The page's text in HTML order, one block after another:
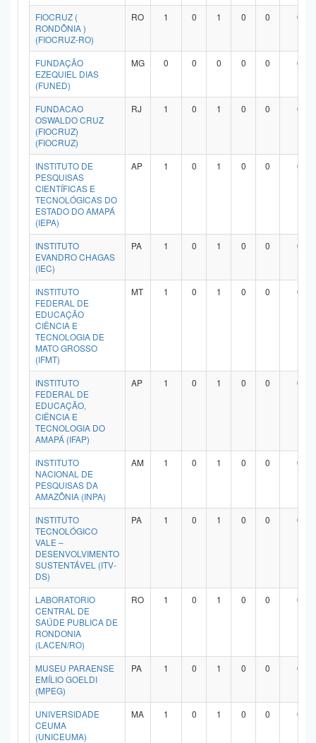
FIOCRUZ (
RONDÔNIA )
(FIOCRUZ-RO)
RO 1 0 1 0 0 0
FUNDAÇÃO
EZEQUIEL DIAS
(FUNED)
MG 0 0 0 0 0 0
FUNDACAO
OSWALDO CRUZ
(FIOCRUZ)
(FIOCRUZ)
RJ 1 0 1 0 0 0
INSTITUTO DE
PESQUISAS
CIENTÍFICAS E
TECNOLÓGICAS DO
ESTADO DO AMAPÁ
(IEPA)
AP 1 0 1 0 0 0
INSTITUTO
EVANDRO CHAGAS
(IEC)
PA 1 0 1 0 0 0
INSTITUTO
FEDERAL DE
EDUCAÇÃO
CIÊNCIA E
TECNOLOGIA DE
MATO GROSSO
(IFMT)
MT 1 0 1 0 0 0
INSTITUTO
FEDERAL DE
EDUCAÇÃO,
CIÊNCIA E
TECNOLOGIA DO
AMAPÁ (IFAP)
AP 1 0 1 0 0 0
INSTITUTO
NACIONAL DE
PESQUISAS DA
AMAZÔNIA (INPA)
AM 1 0 1 0 0 0
INSTITUTO
TECNOLÓGICO
VALE –
DESENVOLVIMENTO
SUSTENTÁVEL (ITV-
DS)
PA 1 0 1 0 0 0
LABORATORIO
CENTRAL DE
SAÚDE PUBLICA DE
RONDONIA
(LACEN/RO)
RO 1 0 1 0 0 0
MUSEU PARAENSE
EMÍLIO GOELDI
(MPEG)
PA 1 0 1 0 0 0
UNIVERSIDADE
CEUMA
(UNICEUMA)
MA 1 0 1 0 0 0